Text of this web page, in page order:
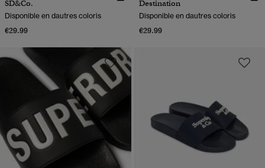
SD&Co.
Disponible en dautres coloris
€29.99
Destination
Disponible en dautres coloris
€29.99